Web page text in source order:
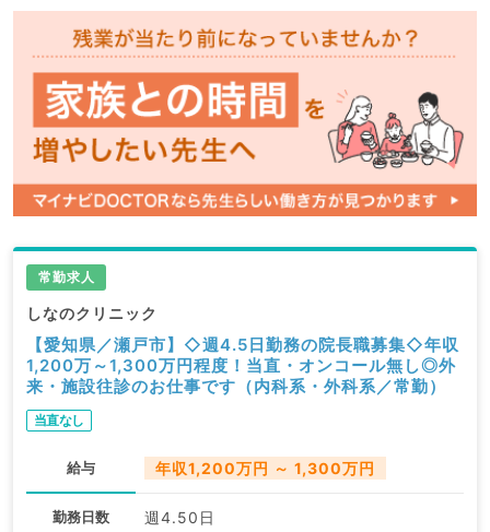
常勤求人
しなのクリニック
【愛知県／瀬戸市】◇週4.5日勤務の院長職募集◇年収
1,200万～1,300万円程度！当直・オンコール無し◎外
来・施設往診のお仕事です（内科系・外科系／常勤）
当直なし
給与 年収1,200万円 ～ 1,300万円
勤務日数 週4.50日